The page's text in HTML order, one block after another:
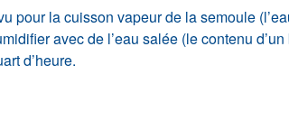
pour la cuisson vapeur de la semoule
avec de l’eau salée (le contenu
d’heure.